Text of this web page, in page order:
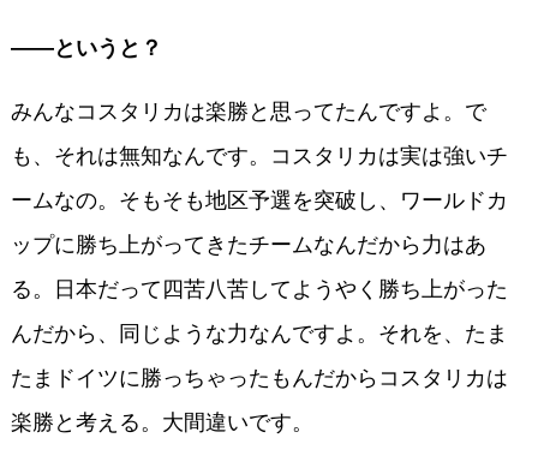
――というと？
みんなコスタリカは楽勝と思ってたんですよ。で
も、それは無知なんです。コスタリカは実は強いチ
ームなの。そもそも地区予選を突破し、ワールドカ
ップに勝ち上がってきたチームなんだから力はあ
る。日本だって四苦八苦してようやく勝ち上がった
んだから、同じような力なんですよ。それを、たま
たまドイツに勝っちゃったもんだからコスタリカは
楽勝と考える。大間違いです。